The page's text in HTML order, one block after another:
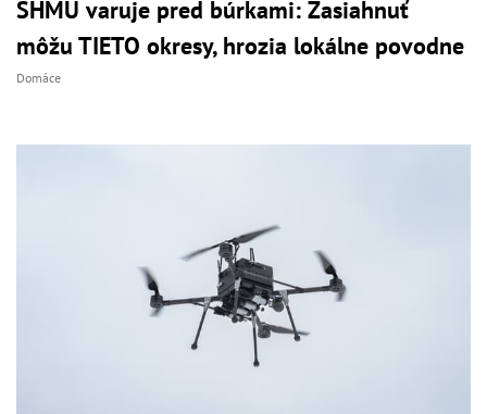
SHMÚ varuje pred búrkami: Zasiahnuť
môžu TIETO okresy, hrozia lokálne povodne
Domáce